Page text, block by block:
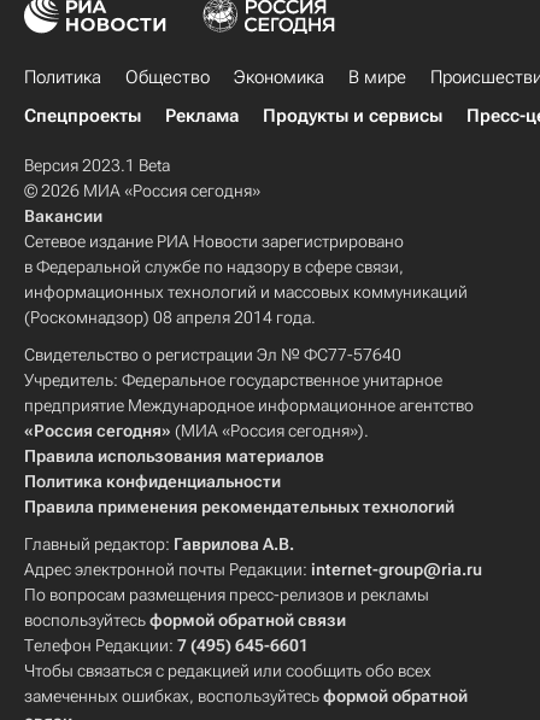
Политика Общество Экономика В мире
Спецпроекты
Реклама Продукты и сервисы Пресс-
Версия 2023.1 Beta
© 2026 МИА «Россия сегодня»
Вакансии
Сетевое издание РИА Новости зарегистрировано
в Федеральной службе по надзору в сфере связи,
информационных технологий и массовых коммуникаций
(Роскомнадзор) 08 апреля 2014 года.
Свидетельство о регистрации Эл № ФС77-57640
Учредитель: Федеральное государственное унитарное
предприятие Международное информационное агентство
«Россия сегодня» (МИА «Россия сегодня»).
Правила использования материалов
Политика конфиденциальности
Правила применения рекомендательных технологий
Главный редактор: Гаврилова А.В.
Адрес электронной почты Редакции: internet-group@ria.ru
По вопросам размещения пресс-релизов и рекламы
воспользуйтесьформой обратной связи
Телефон Редакции: 7 (495) 645-6601
Чтобы связаться с редакцией или сообщить обо всех
замеченных ошибках, воспользуйтесьформой обратной